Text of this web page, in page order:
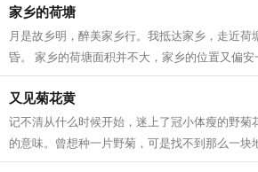
家乡的荷塘
月是故乡明，醉美家乡行。我抵达家乡，走近荷
昏。 家乡的荷塘面积并不大，家乡的位置又偏
本上还算保住了原生态，少有人为的修茸...
又见菊花黄
记不清从什么时候开始，迷上了冠小体瘦的野菊
的意味。曾想种一片野菊，可是找不到那么一块
圈养在眼前，最后的结果是花开得并不...